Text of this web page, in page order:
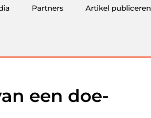
Partners Artikel publiceren
een doe-